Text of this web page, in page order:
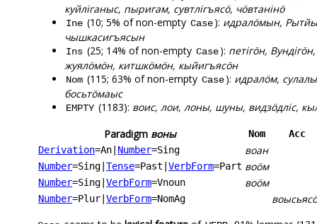
куйліганыс, пыригам, сувтлігъясӧ, чӧвтанінӧ
Ine (10; 5% of non-empty Case): идралӧмын,
чышкасигъясын
Ins (25; 14% of non-empty Case): петігӧн,
жуялӧмӧн, китшкӧмӧн, кыйигъясӧн
Nom (115; 63% of non-empty Case): идралӧм,
босьтӧмаыс
EMPTY (1183): воис, лои, лоны, шуны, видзӧдліс,
Paradigm воны Nom
Acc
Derivation=An Number=Sing воан
Number=Sing Tense=Past VerbForm=Part воӧм
Number=Sing VerbForm=Vnoun воӧм
Number=Plur VerbForm=NomAg